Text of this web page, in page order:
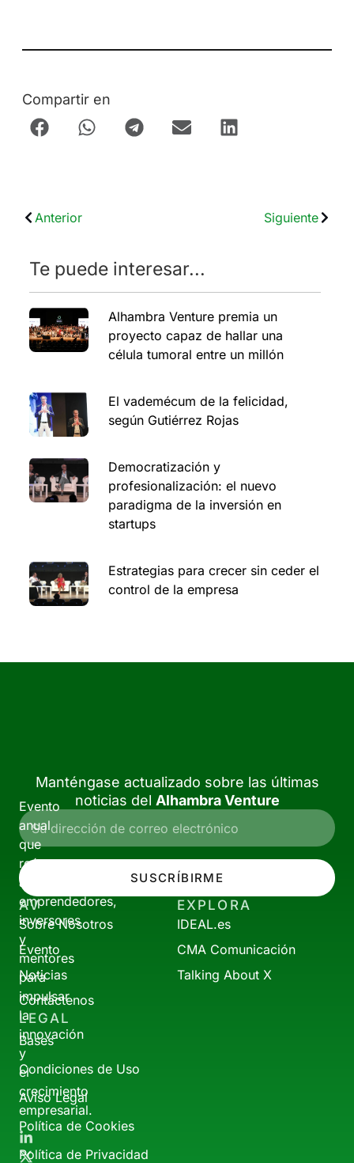
Compartir en
Anterior Siguiente
Te puede interesar...
Alhambra Venture premia un
proyecto capaz de hallar una
célula tumoral entre un millón
El vademécum de la felicidad,
según Gutiérrez Rojas
Democratización y
profesionalización: el nuevo
paradigma de la inversión en
startups
Estrategias para crecer sin ceder el
control de la empresa
Evento
anual
que
reúne
a
emprendedores,
inversores
y
mentores
para
impulsar
la
innovación
y
el
crecimiento
empresarial.
Manténgase actualizado sobre las últimas
noticias del Alhambra Venture
SUSCRÍBIRME
AV
Sobre Nosotros
Evento
Noticias
Contáctenos
EXPLORA
IDEAL.es
CMA Comunicación
Talking About X
LEGAL
Bases
Condiciones de Uso
Aviso Legal
Política de Cookies
Política de Privacidad